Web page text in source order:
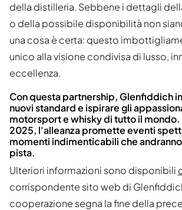
della distilleria. Sebbene i dettagli
o della possibile disponibilità non
una cosa è certa: questo
unico alla visione condivisa di lusso,
eccellenza.
Con questa partnership, Glenfiddich
nuovi standard e ispirare gli
motorsport e whisky di tutto il mondo.
2025, l'alleanza promette eventi
momenti indimenticabili che
pista.
Ulteriori informazioni sono disponibili
corrispondente sito web di
cooperazione segna la fine della